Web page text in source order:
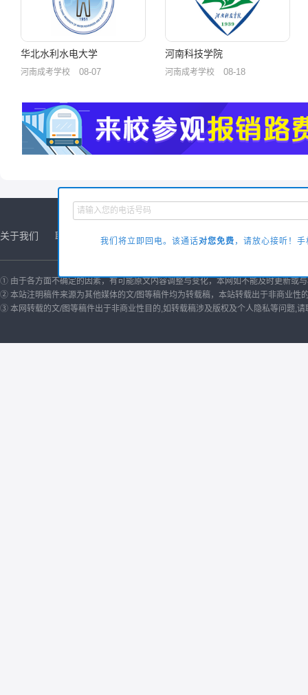
华北水利水电大学
河南成考学校 08-07
河南科技学院
河南成考学校 08-18
关于我们 联系方式 商务合作 友情链接 诚聘英才 版权声
① 由于各方面不确定的因素，有可能原文内容调整与变化，本网如不能及时更新或
② 本站注明稿件来源为其他媒体的文/图等稿件均为转载稿，本站转载出于非商业性
③ 本网转载的文/图等稿件出于非商业性目的,如转载稿涉及版权及个人隐私等问题,
我们将立即回电。该通话对您免费 ，请放心接听！